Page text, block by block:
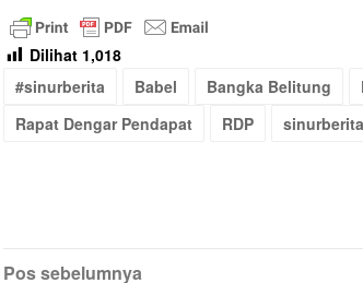
Dilihat 1,018
#sinurberita
Babel Bangka Belitung
Rapat Dengar Pendapat
RDP sinurberita
Navigasi
Pos sebelumnya